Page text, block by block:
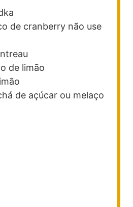
de cranberry não use
de limão
de açúcar ou melaço